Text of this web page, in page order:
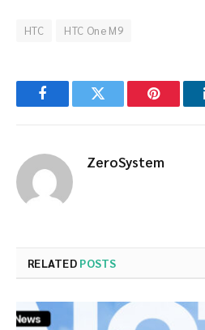
HTC HTC One M9
FacebookTwitter Pinterest
ZeroSystem
RELATED POSTS